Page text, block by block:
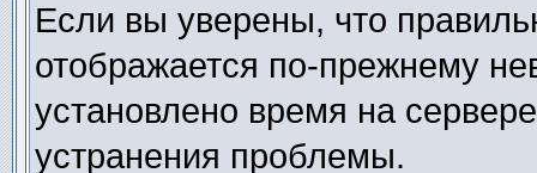
Если вы уверены, что
отображается по-прежнему
установлено время на
устранения проблемы.